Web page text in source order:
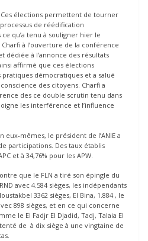
élections permettent de tourner
de réédification
ce qu’a tenu à souligner hier le
à l’ouverture de la conférence
dédiée à l’annonce des résultats
affirmé que ces élections
démocratiques et a salué
des citoyens. Charfi a
des ce double scrutin tenu dans
les interférence et l’influence
eux-mêmes, le président de l’ANIE a
participations. Des taux établis
et à 34,76% pour les APW.
que le FLN a tiré son épingle du
avec 4.584 sièges, les indépendants
3362 sièges, El Bina, 1.884 , le
898 sièges, et en ce qui concerne
le El Fadjr El Djadid, Tadj, Talaia El
de à dix siège à une vingtaine de